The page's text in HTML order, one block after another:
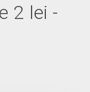
2 lei -